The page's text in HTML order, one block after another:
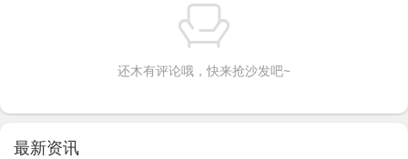
还木有评论哦，快来抢沙发吧~
最新资讯